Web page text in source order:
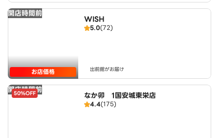
開店時間前
お店価格
WISH
5.0(72)
出前館がお届け
開店時間前
50%OFF なか卯 1国安城東栄店
4.4(175)